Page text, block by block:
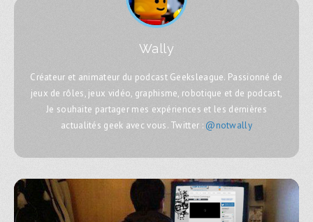
Wally
Créateur et animateur du podcast Geeksleague. Passionné de
jeux de rôles, jeux vidéo, graphisme, robotique et de podcast,
Je souhaite partager mes expériences et les dernières
actualités geek avec vous. Twitter : @notwally